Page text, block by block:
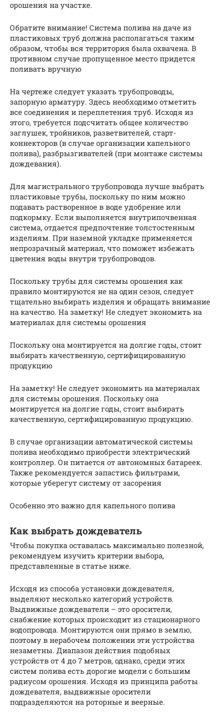
орошения на участке.
Обратите внимание! Система полива на даче из
пластиковых труб должна располагаться таким
образом, чтобы вся территория была охвачена. В
противном случае пропущенное место придется
поливать вручную
На чертеже следует указать трубопроводы,
запорную арматуру. Здесь необходимо отметить
все соединения и переплетения труб. Исходя из
этого, требуется подсчитать общее количество
заглушек, тройников, разветвителей, старт-
коннекторов (в случае организации капельного
полива), разбрызгивателей (при монтаже системы
дождевания).
Для магистрального трубопровода лучше выбрать
пластиковые трубы, поскольку по ним можно
подавать растворенное в воде удобрение или
подкормку. Если выполняется внутрипочвенная
система, отдается предпочтение толстостенным
изделиям. При наземной укладке применяется
непрозрачный материал, что поможет избежать
цветения воды внутри трубопроводов.
Поскольку трубы для системы орошения как
правило монтируются не на один сезон, следует
тщательно выбирать изделия и обращать внимание
на качество. На заметку! Не следует экономить на
материалах для системы орошения
Поскольку она монтируется на долгие годы, стоит
выбирать качественную, сертифицированную
продукцию
На заметку! Не следует экономить на материалах
для системы орошения. Поскольку она
монтируется на долгие годы, стоит выбирать
качественную, сертифицированную продукцию.
В случае организации автоматической системы
полива необходимо приобрести электрический
контроллер. Он питается от автономных батареек.
Также рекомендуется запастись фильтрами,
которые уберегут систему от засорения
Особенно это важно для капельного полива
Как выбрать дождеватель
Чтобы покупка оставалась максимально полезной,
рекомендуем изучить критерии выбора,
представленные в статье ниже.
Исходя из способа установки дождевателя,
выделяют несколько категорий устройств.
Выдвижные дождеватели – это оросители,
снабжение которых происходит из стационарного
водопровода. Монтируются они прямо в землю,
поэтому в нерабочем положении эти устройства
незаметны. Диапазон действия подобных
устройств от 4 до 7 метров, однако, среди этих
систем полива есть дорогие модели с большим
радиусом орошения. Исходя из принципа работы
дождевателя, выдвижные оросители
подразделяются на роторные и веерные.